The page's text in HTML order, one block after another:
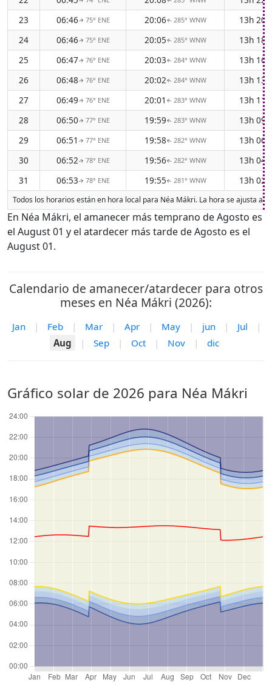
23
06:46↑ 75° ENE 20:06↑ 285° WNW
13h
24
06:46↑ 75° ENE 20:05↑ 285° WNW
13h
25
06:47↑ 76° ENE 20:03↑ 284° WNW
13h
26
06:48↑ 76° ENE 20:02↑ 284° WNW
13h
27
06:49↑ 76° ENE 20:01 ↑ 283° WNW
13h
28
06:50↑ 77° ENE 19:59↑ 283° WNW
13h
29
06:51 ↑ 77° ENE 19:58↑ 282° WNW
13h
30
06:52↑ 78° ENE 19:56↑ 282° WNW
13h
31
06:53↑ 78° ENE 19:55↑ 281° WNW 13h
Todos los horarios están en hora local para Néa Mákri. La hora se ajusta
En Néa Mákri, el amanecer más temprano de Agosto es
el August 01 y el atardecer más tarde de Agosto es el
August 01.
Calendario de amanecer/atardecer para otros
meses en Néa Mákri (2026):
Jan | Feb | Mar | Apr | May | jun | Jul
|
Aug
| Sep | Oct | Nov | dic
Gráfico solar de 2026 para Néa Mákri